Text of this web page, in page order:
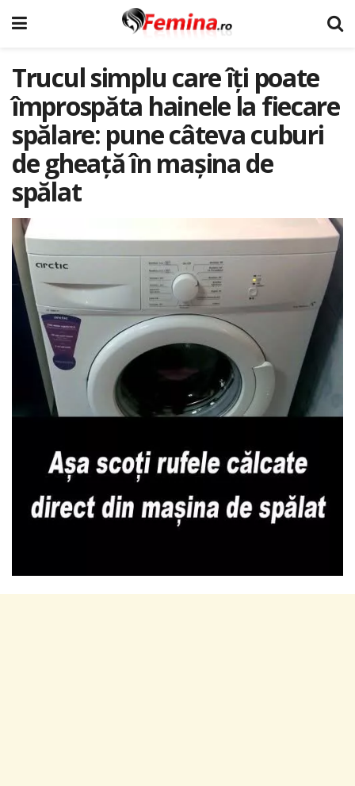
Trucul simplu care îți poate
împrospăta hainele la fiecare
spălare: pune câteva cuburi
de gheață în mașina de
spălat